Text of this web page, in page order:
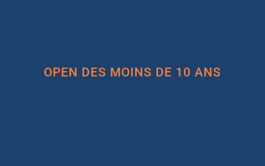
OPEN DES MOINS DE 10 ANS